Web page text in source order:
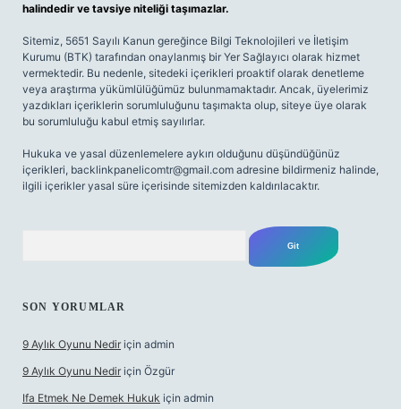
halindedir ve tavsiye niteliği taşımazlar.
Sitemiz, 5651 Sayılı Kanun gereğince Bilgi Teknolojileri ve İletişim
Kurumu (BTK) tarafından onaylanmış bir Yer Sağlayıcı olarak hizmet
vermektedir. Bu nedenle, sitedeki içerikleri proaktif olarak denetleme
veya araştırma yükümlülüğümüz bulunmamaktadır. Ancak, üyelerimiz
yazdıkları içeriklerin sorumluluğunu taşımakta olup, siteye üye olarak
bu sorumluluğu kabul etmiş sayılırlar.
Hukuka ve yasal düzenlemelere aykırı olduğunu düşündüğünüz
içerikleri, backlinkpanelicomtr@gmail.com adresine bildirmeniz halinde,
ilgili içerikler yasal süre içerisinde sitemizden kaldırılacaktır.
SON YORUMLAR
9 Aylık Oyunu Nedir için admin
9 Aylık Oyunu Nedir için Özgür
Ifa Etmek Ne Demek Hukuk için admin